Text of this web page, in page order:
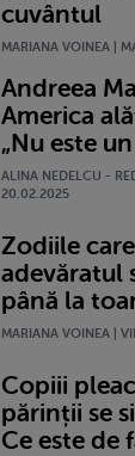
cuvântul
MARIANA VOINEA |
Andreea
America
„Nu este
ALINA NEDELCU -
20.02.2025
Zodiile
adevăratul
până la
MARIANA VOINEA |
Copiii
părinții se
Ce este de